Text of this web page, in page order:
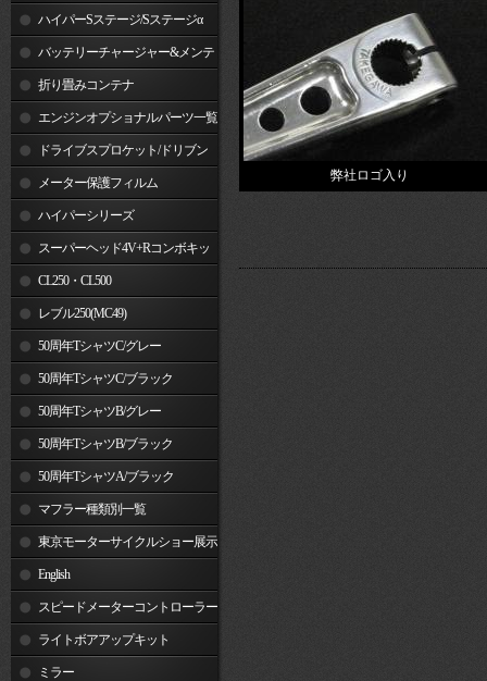
関連製品ハイパーSステージ/Sステージα
バッテリーチャージャー&メンテ
ナー 折り畳みコンテナ
エンジンオプショナルパーツ一覧
ドライブスプロケット/ドリブン
スプロケット
メーター保護フィルム
ハイパーシリーズ
スーパーヘッド4V+Rコンボキッ
ト CL250・CL500
レブル250(MC49)
50周年TシャツC/グレー
50周年TシャツC/ブラック
50周年TシャツB/グレー
50周年TシャツB/ブラック
50周年TシャツA/ブラック
マフラー種類別一覧
東京モーターサイクルショー展示
車両 English
スピードメーターコントローラー
ライトボアアップキット
ミラー
弊社ロゴ入り